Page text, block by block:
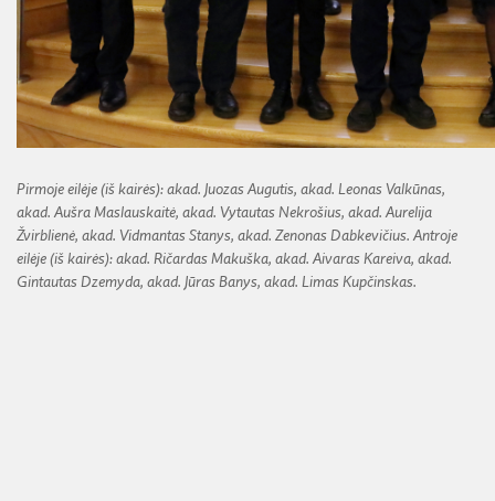
PRANEŠĖJŲ APSAUGA
NUORODOS
ES SF PARAMA LMA
ATVIRI DUOMENYS
LĖŠOS VEIKLAI VIEŠINTI
Pirmoje eilėje (iš kairės): akad. Juozas Augutis, akad. Leonas Valkūnas,
akad. Aušra Maslauskaitė, akad. Vytautas Nekrošius, akad. Aurelija
Žvirblienė, akad. Vidmantas Stanys, akad. Zenonas Dabkevičius. Antroje
eilėje (iš kairės): akad. Ričardas Makuška, akad. Aivaras Kareiva, akad.
Gintautas Dzemyda, akad. Jūras Banys, akad. Limas Kupčinskas.